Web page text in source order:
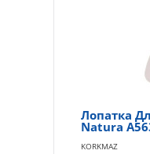
Лопатка
Natura
KORKMAZ